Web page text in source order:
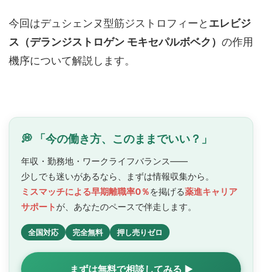
今回はデュシェンヌ型筋ジストロフィーと エレビジ
ス（デランジストロゲン モキセパルボベク） の作用
機序について解説します。
💭 「今の働き方、このままでいい？」
年収・勤務地・ワークライフバランス——
少しでも迷いがあるなら、まずは情報収集から。
ミスマッチによる早期離職率0％を掲げる薬進キャリア
サポート が、あなたのペースで伴走します。
全国対応 完全無料 押し売りゼロ
まずは無料で相談してみる ▶